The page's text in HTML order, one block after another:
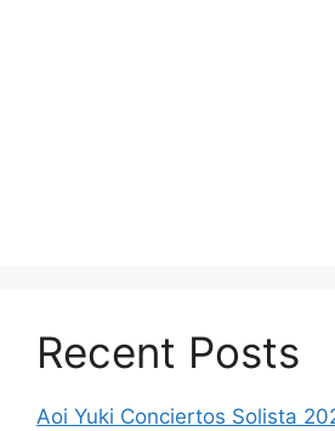
Recent Posts
Aoi Yuki Conciertos Solista